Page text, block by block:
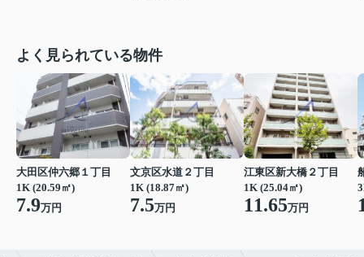
よく見られている物件
大田区仲六郷１丁目
1K (20.59㎡)
7.9万円
文京区水道２丁目
1K (18.87㎡)
7.5万円
江東区新大橋２丁目
1K (25.04㎡)
11.65万円